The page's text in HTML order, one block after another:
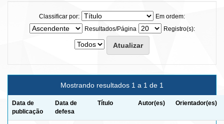
Classificar por:
Em ordem:
Resultados/Página
Registro(s):
Mostrando resultados 1 a 1 de 1
Data de
publicação
Data de
defesa
Título Autor(es) Orientador(es)